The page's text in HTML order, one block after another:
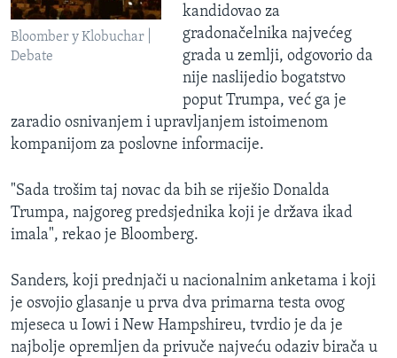
Bloomber y Klobuchar |
Debate
kandidovao za
gradonačelnika najvećeg
grada u zemlji, odgovorio da
nije naslijedio bogatstvo
poput Trumpa, već ga je
zaradio osnivanjem i upravljanjem istoimenom
kompanijom za poslovne informacije.
"Sada trošim taj novac da bih se riješio Donalda
Trumpa, najgoreg predsjednika koji je država ikad
imala", rekao je Bloomberg.
Sanders, koji prednjači u nacionalnim anketama i koji
je osvojio glasanje u prva dva primarna testa ovog
mjeseca u Iowi i New Hampshireu, tvrdio je da je
najbolje opremljen da privuče najveću odaziv birača u